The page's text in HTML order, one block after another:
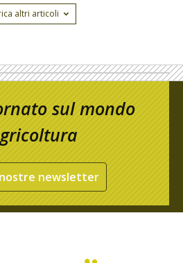
altri articoli
sul mondo
newsletter